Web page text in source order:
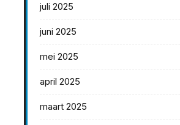
juli 2025
juni 2025
mei 2025
april 2025
maart 2025